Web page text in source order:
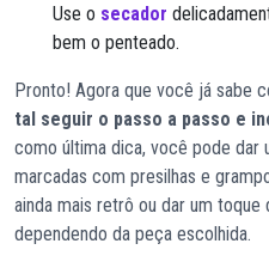
Use o secador
bem o penteado.
Pronto! Agora que você já sabe
tal seguir o passo a passo e
como última dica, você pode dar
marcadas com presilhas e
ainda mais retrô ou dar um toque
dependendo da peça escolhida.